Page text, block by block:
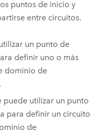
puntos de inicio y
entre circuitos.
un punto de
definir uno o más
dominio de
puede utilizar un punto
para definir un circuito
de